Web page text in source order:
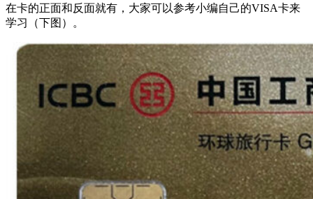
在卡的正面和反面就有，大家可以参考小编自己的VISA卡来
学习（下图）。